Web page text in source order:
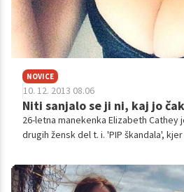
NOVICE
10. 12. 2013 08.06
Niti sanjalo se ji ni, kaj jo
26-letna manekenka Elizabeth
drugih žensk del t. i. 'PIP škandala',
odstraniti, je bila prepričana, da to